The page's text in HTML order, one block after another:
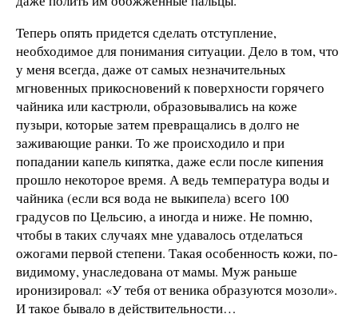
Теперь опять придется сделать отступление,
необходимое для понимания ситуации. Дело в том, что
у меня всегда, даже от самых незначительных
мгновенных прикосновений к поверхности горячего
чайника или кастрюли, образовывались на коже
пузыри, которые затем превращались в долго не
заживающие ранки. То же происходило и при
попадании капель кипятка, даже если после кипения
прошло некоторое время. А ведь температура воды и
чайника (если вся вода не выкипела) всего 100
градусов по Цельсию, а иногда и ниже. Не помню,
чтобы в таких случаях мне удавалось отделаться
ожогами первой степени. Такая особенность кожи, по-
видимому, унаследована от мамы. Муж раньше
иронизировал: «У тебя от веника образуются мозоли».
И такое бывало в действительности…